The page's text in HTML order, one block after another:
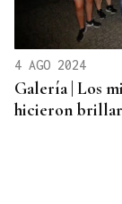
4 AGO 2024
Galería | Los
hicieron brillar